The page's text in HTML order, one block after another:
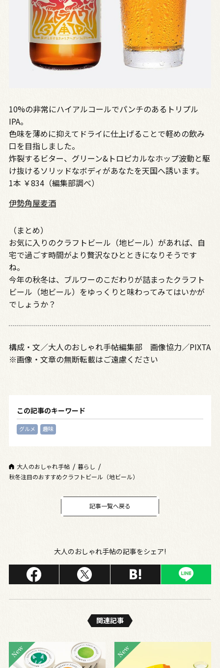
10%の非常にハイアルコールでパンチのあるトリプル
IPA。
色味を薄めに抑えてドライに仕上げることで軽めの飲み
口を目指しました。
炸裂するビター、グリーン&トロピカルなホップ波動と駆
け抜けるソリッドなボディがあなたを天国へ誘います。
1本 ￥834（編集部調べ）
伊勢角屋麦酒
（まとめ）
お気に入りのクラフトビール（地ビール）があれば、自
宅で過ごす時間がより贅沢なひとときになりそうです
ね。
今年の秋冬は、ブルワーのこだわりが詰まったクラフト
ビール（地ビール）をゆっくりと味わってみてはいかが
でしょうか？
構成・文／大人のおしゃれ手帖編集部 画像協力／PIXTA
※画像・文章の無断転載はご遠慮ください
この記事のキーワード
グルメ 趣味
大人のおしゃれ手帖
暮らし
秋冬注目のおすすめクラフトビール（地ビール）
記事一覧へ戻る
大人のおしゃれ手帖の記事をシェア!
関連記事